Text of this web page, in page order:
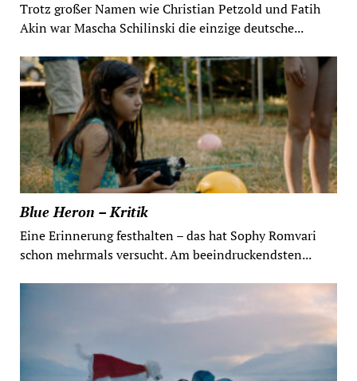
Trotz großer Namen wie Christian Petzold und Fatih
Akin war Mascha Schilinski die einzige deutsche...
Blue Heron – Kritik
Eine Erinnerung festhalten – das hat Sophy Romvari
schon mehrmals versucht. Am beeindruckendsten...